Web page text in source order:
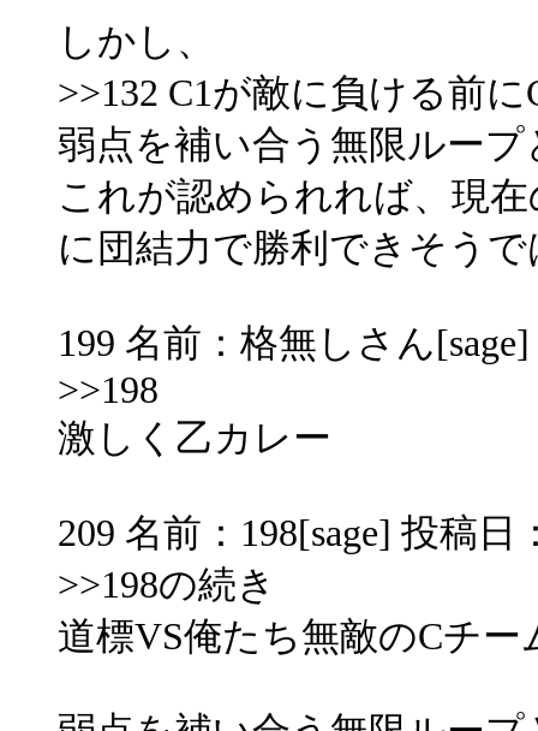
しかし、
>>132 C1が敵に負ける前
弱点を補い合う無限ループ
これが認められれば、現
に団結力で勝利できそう
199 名前：格無しさん
>>198
激しく乙カレー
209 名前：198[sage] 投稿日
>>198の続き
道標VS俺たち無敵のCチー